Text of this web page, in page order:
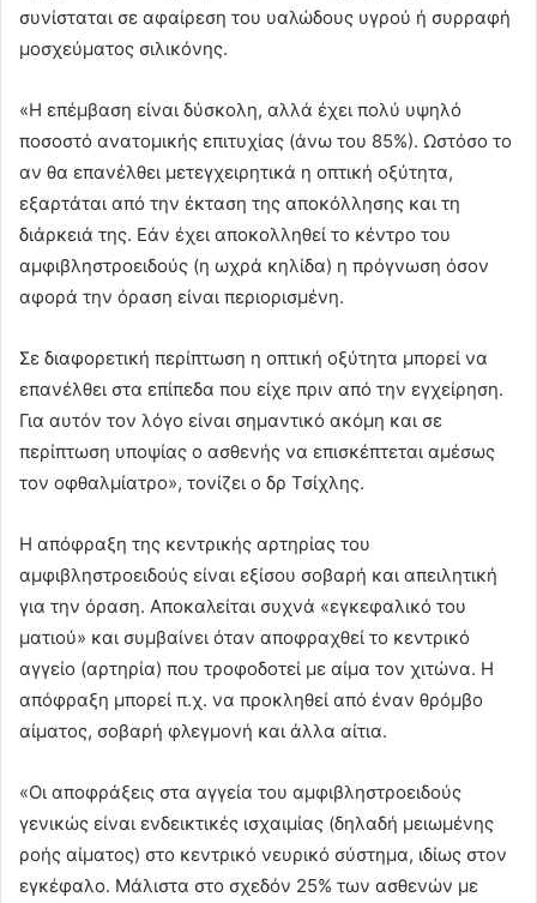
συνίσταται σε αφαίρεση του υαλώδους υγρού ή συρραφή
μοσχεύματος σιλικόνης.
«Η επέμβαση είναι δύσκολη, αλλά έχει πολύ υψηλό
ποσοστό ανατομικής επιτυχίας (άνω του 85%). Ωστόσο το
αν θα επανέλθει μετεγχειρητικά η οπτική οξύτητα,
εξαρτάται από την έκταση της αποκόλλησης και τη
διάρκειά της. Εάν έχει αποκολληθεί το κέντρο του
αμφιβληστροειδούς (η ωχρά κηλίδα) η πρόγνωση όσον
αφορά την όραση είναι περιορισμένη.
Σε διαφορετική περίπτωση η οπτική οξύτητα μπορεί να
επανέλθει στα επίπεδα που είχε πριν από την εγχείρηση.
Για αυτόν τον λόγο είναι σημαντικό ακόμη και σε
περίπτωση υποψίας ο ασθενής να επισκέπτεται αμέσως
τον οφθαλμίατρο», τονίζει ο δρ Τσίχλης.
Η απόφραξη της κεντρικής αρτηρίας του
αμφιβληστροειδούς είναι εξίσου σοβαρή και απειλητική
για την όραση. Αποκαλείται συχνά «εγκεφαλικό του
ματιού» και συμβαίνει όταν αποφραχθεί το κεντρικό
αγγείο (αρτηρία) που τροφοδοτεί με αίμα τον χιτώνα. Η
απόφραξη μπορεί π.χ. να προκληθεί από έναν θρόμβο
αίματος, σοβαρή φλεγμονή και άλλα αίτια.
«Οι αποφράξεις στα αγγεία του αμφιβληστροειδούς
γενικώς είναι ενδεικτικές ισχαιμίας (δηλαδή μειωμένης
ροής αίματος) στο κεντρικό νευρικό σύστημα, ιδίως στον
εγκέφαλο. Μάλιστα στο σχεδόν 25% των ασθενών με